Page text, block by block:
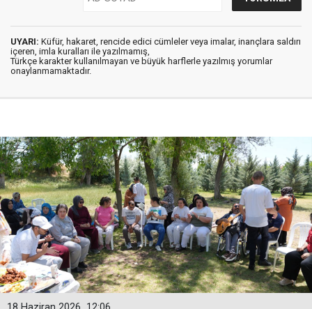
UYARI: Küfür, hakaret, rencide edici cümleler veya imalar, inançlara saldırı
içeren, imla kuralları ile yazılmamış,
Türkçe karakter kullanılmayan ve büyük harflerle yazılmış yorumlar
onaylanmamaktadır.